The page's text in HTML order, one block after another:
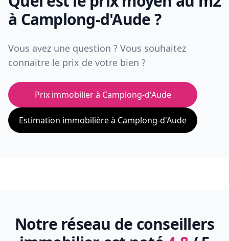
à Camplong-d'Aude?
Vous avez une question ? Vous souhaitez
connaitre le prix de votre bien ?
Prix immobilier à Camplong-d'Aude
Estimation immobilière à Camplong-d'Aude
Notre réseau de conseillers